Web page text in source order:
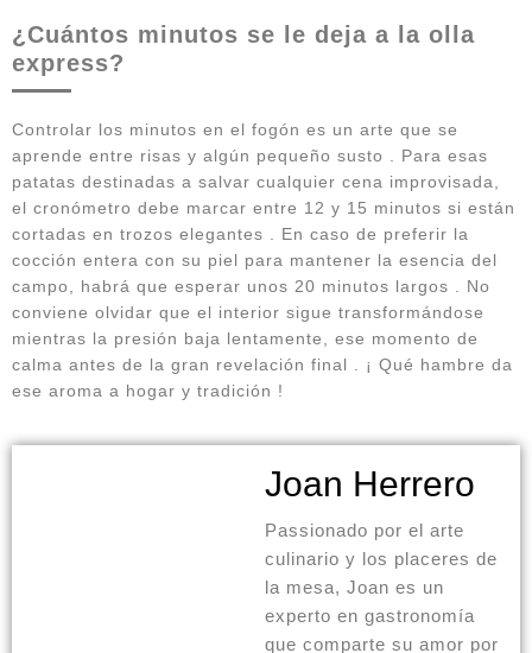
¿Cuántos minutos se le deja a la olla
express?
Controlar los minutos en el fogón es un arte que se
aprende entre risas y algún pequeño susto . Para esas
patatas destinadas a salvar cualquier cena improvisada,
el cronómetro debe marcar entre 12 y 15 minutos si están
cortadas en trozos elegantes . En caso de preferir la
cocción entera con su piel para mantener la esencia del
campo, habrá que esperar unos 20 minutos largos . No
conviene olvidar que el interior sigue transformándose
mientras la presión baja lentamente, ese momento de
calma antes de la gran revelación final . ¡ Qué hambre da
ese aroma a hogar y tradición !
Joan Herrero
Passionado por el arte
culinario y los placeres de
la mesa, Joan es un
experto en gastronomía
que comparte su amor por